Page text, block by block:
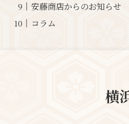
安藤商店からのお知らせ
コラム
横